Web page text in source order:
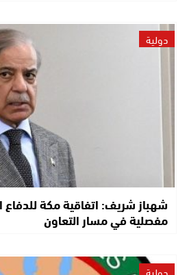
دولية
شهباز شريف: اتفاقية مكة
مفصلية في مسار التعاون